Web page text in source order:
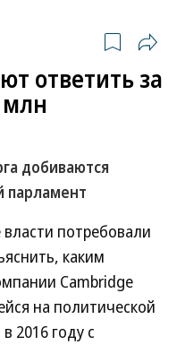
ответить за
добиваются
парламент
потребовали
каким
Cambridge
на политической
2016 году с